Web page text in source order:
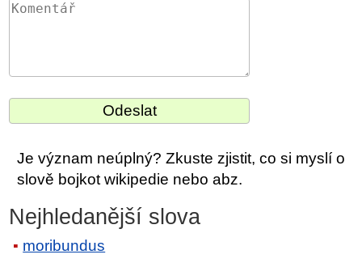
Je význam neúplný? Zkuste zjistit, co si myslí o
slově bojkot wikipedie nebo abz.
Nejhledanější slova
moribundus